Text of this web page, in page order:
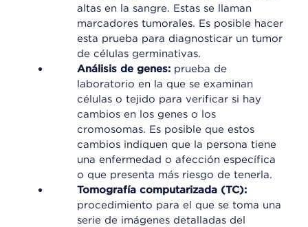
altas en la sangre. Estas se llaman
marcadores tumorales. Es posible hacer
esta prueba para diagnosticar un tumor
de células germinativas.
Análisis de genes: prueba de
laboratorio en la que se examinan
células o tejido para verificar si hay
cambios en los genes o los
cromosomas. Es posible que estos
cambios indiquen que la persona tiene
una enfermedad o afección específica
o que presenta más riesgo de tenerla.
Tomografía computarizada (TC):
procedimiento para el que se toma una
serie de imágenes detalladas del